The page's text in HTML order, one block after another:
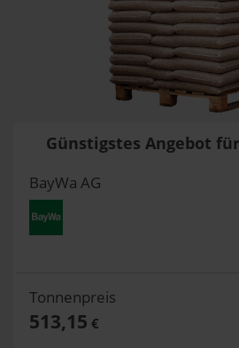
Günstigstes Angebot für
BayWa AG
Tonnenpreis
513,15 €